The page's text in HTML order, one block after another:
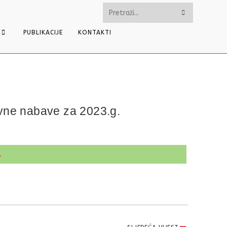
Pretražite
ovu
web
PUBLIKACIJE
KONTAKTI
nabave za 2023.g.